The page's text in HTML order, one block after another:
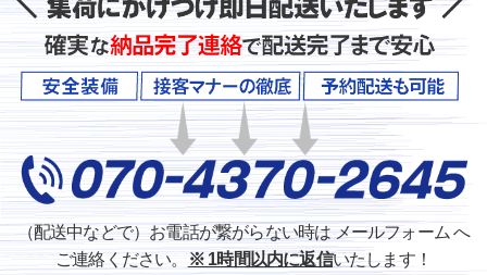
（配送中などで）お電話が繋がらない時は メールフォーム へ
ご連絡ください。
※ 1時間以内に返信いたします！